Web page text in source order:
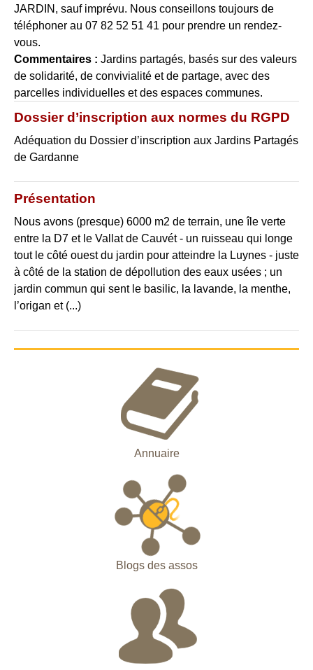
JARDIN, sauf imprévu. Nous conseillons toujours de
téléphoner au 07 82 52 51 41 pour prendre un rendez-
vous.
Commentaires : Jardins partagés, basés sur des valeurs
de solidarité, de convivialité et de partage, avec des
parcelles individuelles et des espaces communes.
Dossier d’inscription aux normes du RGPD
Adéquation du Dossier d’inscription aux Jardins Partagés
de Gardanne
Présentation
Nous avons (presque) 6000 m2 de terrain, une île verte
entre la D7 et le Vallat de Cauvét - un ruisseau qui longe
tout le côté ouest du jardin pour atteindre la Luynes - juste
à côté de la station de dépollution des eaux usées ; un
jardin commun qui sent le basilic, la lavande, la menthe,
l’origan et (...)
Annuaire
Blogs des assos